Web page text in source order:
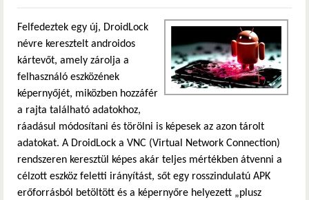
Felfedeztek egy új, DroidLock
névre keresztelt androidos
kártevőt, amely zárolja a
felhasználó eszközének
képernyőjét, miközben hozzáfér
a rajta található adatokhoz,
ráadásul módosítani és törölni is képesek az azon tárolt
adatokat. A DroidLock a VNC (Virtual Network Connection)
rendszeren keresztül képes akár teljes mértékben átvenni a
célzott eszköz feletti irányítást, sőt egy rosszindulatú APK
erőforrásból betöltött és a képernyőre helyezett „plusz